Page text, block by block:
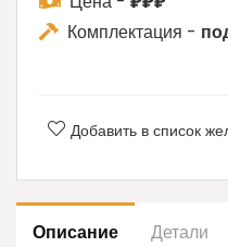
Комплектация -
Добавить в список
Описание Детали